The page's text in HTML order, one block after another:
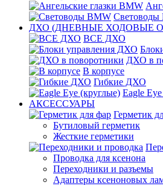
Световоды
ДХО (ДНЕВНЫЕ ХОДОВЫЕ
ВСЕ ДХО
ДХО в
В корпусе
Гибкие ДХО
Eagle
АКСЕССУАРЫ
Герметик
Бутиловый герметик
Жесткие герметики
Проводка для ксенона
Переходники и разъемы
Адаптеры ксеноновых